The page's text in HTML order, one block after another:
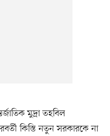
মুদ্রা তহবিল
কিস্তি নতুন সরকারকে না